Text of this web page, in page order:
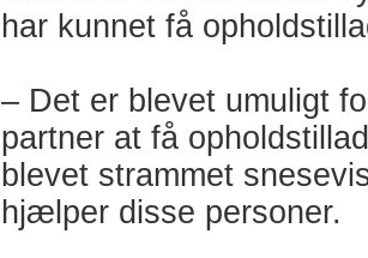
har kunnet få
– Det er blevet umuligt
partner at få
blevet strammet
hjælper disse personer.